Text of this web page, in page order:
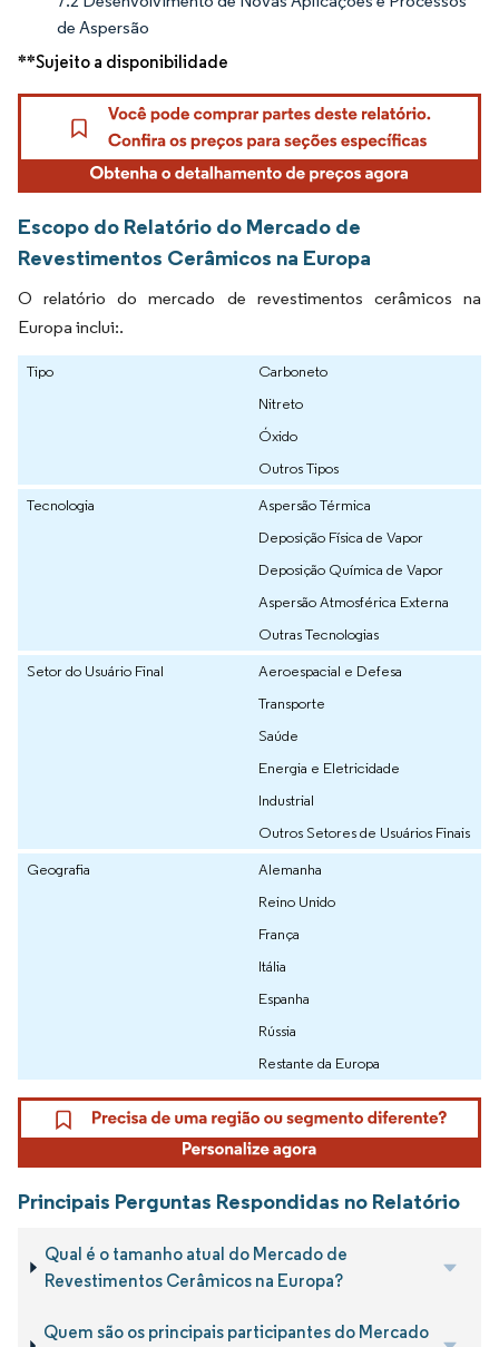
de Aspersão
**Sujeito a disponibilidade
Escopo do Relatório do Mercado de
Revestimentos Cerâmicos na Europa
O relatório do mercado de revestimentos cerâmicos na
Europa inclui:.
Tipo
Carboneto
Nitreto
Óxido
Outros Tipos
Tecnologia
Aspersão Térmica
Deposição Física de Vapor
Deposição Química de Vapor
Aspersão Atmosférica Externa
Outras Tecnologias
Setor do Usuário Final
Aeroespacial e Defesa
Transporte
Saúde
Energia e Eletricidade
Industrial
Outros Setores de Usuários Finais
Geografia
Alemanha
Reino Unido
França
Itália
Espanha
Rússia
Restante da Europa
Principais Perguntas Respondidas no Relatório
Qual é o tamanho atual do Mercado de
Revestimentos Cerâmicos na Europa?
Quem são os principais participantes do Mercado